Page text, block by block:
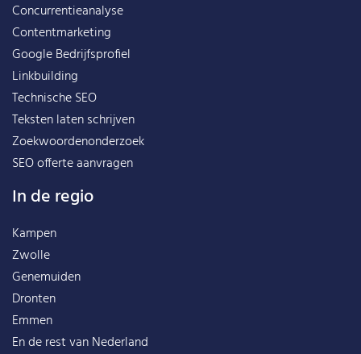
Concurrentieanalyse
Contentmarketing
Google Bedrijfsprofiel
Linkbuilding
Technische SEO
Teksten laten schrijven
Zoekwoordenonderzoek
SEO offerte aanvragen
In de regio
Kampen
Zwolle
Genemuiden
Dronten
Emmen
En de rest vanNederland